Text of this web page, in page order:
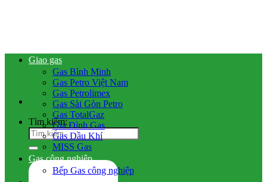
Tìm kiếm:
Giao gas
Gas Bình Minh
Gas Petro Việt Nam
Gas Petrolimex
Gas Sài Gòn Petro
Gas TotalGaz
Gia Đình Gas
Gas Dầu Khí
MISS Gas
Gas công nghiệp
Bếp Gas công nghiệp